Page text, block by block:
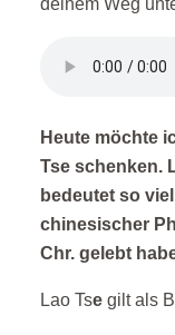
Heute möchte
Tse schenken.
bedeutet so
chinesischer
Chr. gelebt
Lao Tse gilt als